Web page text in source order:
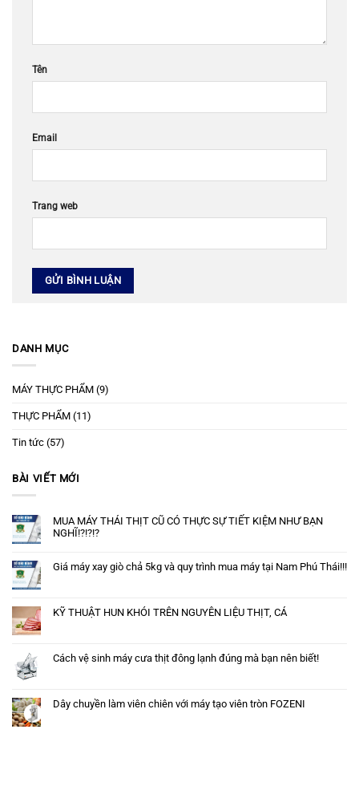
Tên
Email
Trang web
DANH MỤC
MÁY THỰC PHẨM (9)
THỰC PHẨM (11)
Tin tức (57)
BÀI VIẾT MỚI
MUA MÁY THÁI THỊT CŨ CÓ THỰC SỰ TIẾT KIỆM NHƯ BẠN
NGHĨ!?!?!?
Giá máy xay giò chả 5kg và quy trình mua máy tại Nam Phú Thái!!!
KỸ THUẬT HUN KHÓI TRÊN NGUYÊN LIỆU THỊT, CÁ
Cách vệ sinh máy cưa thịt đông lạnh đúng mà bạn nên biết!
Dây chuyền làm viên chiên với máy tạo viên tròn FOZENI